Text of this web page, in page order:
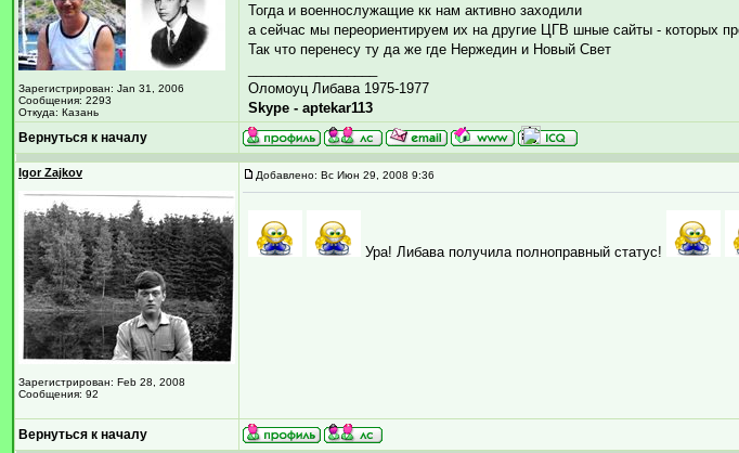
Зарегистрирован: Jan 31, 2006
Сообщения: 2293
Откуда: Казань
Тогда и военнослужащие кк нам активно заходили
а сейчас мы переориентируем их на другие ЦГВ шные сайты - которых
Так что перенесу ту да же где Нержедин и Новый Свет
Оломоуц Либава 1975-1977
Skype - aptekar113
Вернуться к началу
Igor Zajkov
Зарегистрирован: Feb 28, 2008
Сообщения: 92
Добавлено: Вс Июн 29, 2008 9:36
Ура! Либава получила полноправный статус!
Вернуться к началу